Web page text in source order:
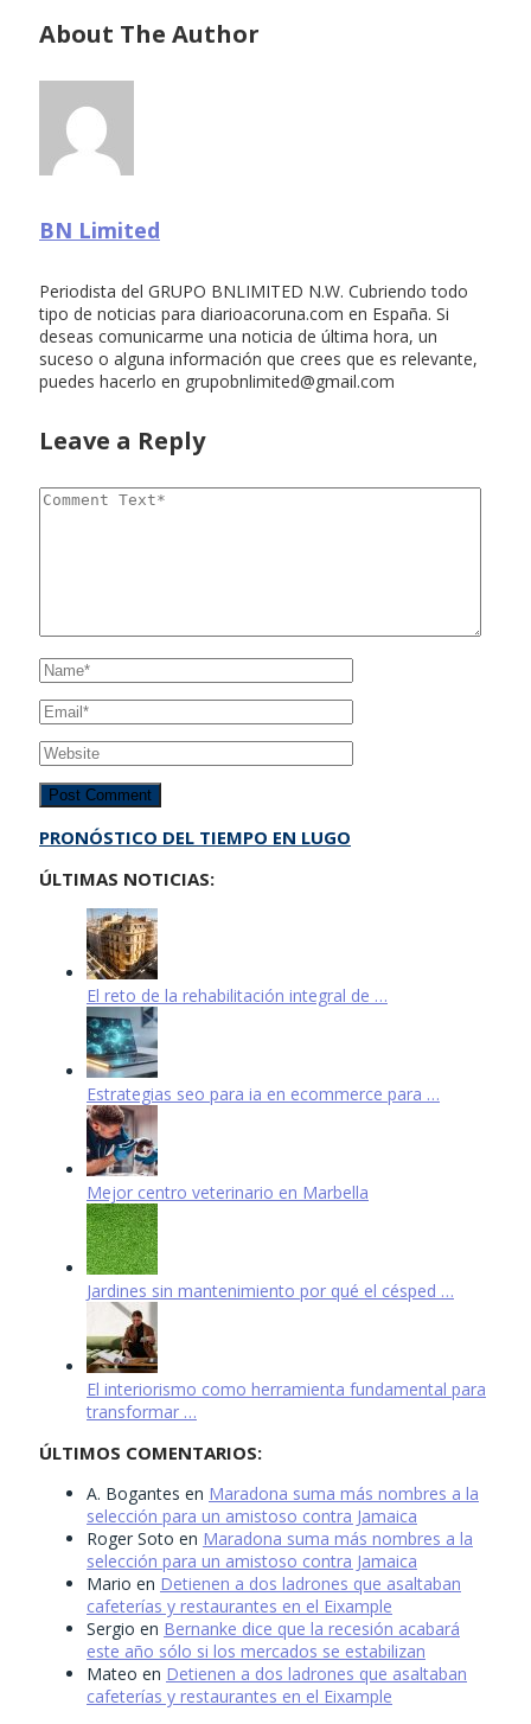
About The Author
BN Limited
Periodista del GRUPO BNLIMITED N.W. Cubriendo todo
tipo de noticias para diarioacoruna.com en España. Si
deseas comunicarme una noticia de última hora, un
suceso o alguna información que crees que es relevante,
puedes hacerlo en grupobnlimited@gmail.com
Leave a Reply
PRONÓSTICO DEL TIEMPO EN LUGO
ÚLTIMAS NOTICIAS:
El reto de la rehabilitación integral de …
Estrategias seo para ia en ecommerce para …
Mejor centro veterinario en Marbella
Jardines sin mantenimiento por qué el césped …
El interiorismo como herramienta fundamental para
transformar …
ÚLTIMOS COMENTARIOS:
A. Bogantes en Maradona suma más nombres a la
selección para un amistoso contra Jamaica
Roger Soto en Maradona suma más nombres a la
selección para un amistoso contra Jamaica
Mario en Detienen a dos ladrones que asaltaban
cafeterías y restaurantes en el Eixample
Sergio en Bernanke dice que la recesión acabará
este año sólo si los mercados se estabilizan
Mateo en Detienen a dos ladrones que asaltaban
cafeterías y restaurantes en el Eixample